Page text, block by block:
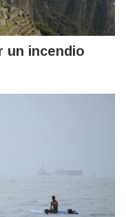
un incendio